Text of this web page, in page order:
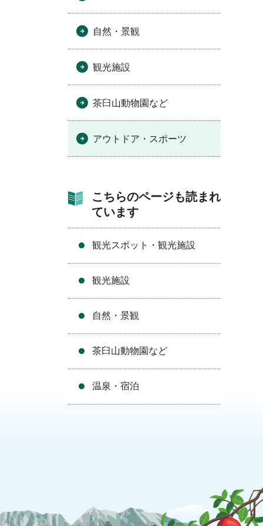
自然・景観
観光施設
茶臼山動物園など
アウトドア・スポーツ
こちらのページも読まれ
ています
観光スポット・観光施設
観光施設
自然・景観
茶臼山動物園など
温泉・宿泊